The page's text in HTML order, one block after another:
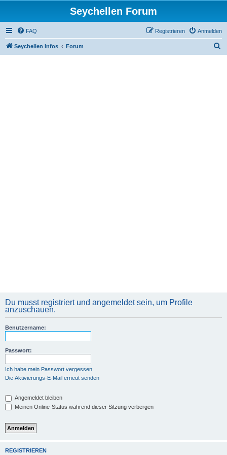
Seychellen Forum
FAQ Anmelden
Registrieren
Seychellen Infos Forum
Du musst registriert und angemeldet sein, um Profile
anzuschauen.
Benutzername:
Passwort:
Ich habe mein Passwort vergessen
Die Aktivierungs-E-Mail erneut senden
Angemeldet bleiben
Meinen Online-Status während dieser Sitzung verbergen
REGISTRIEREN